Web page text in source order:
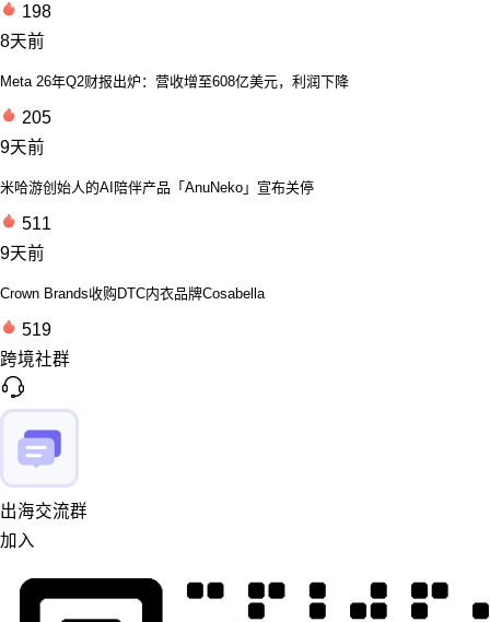
198
8天前
Meta 26年Q2财报出炉：营收增至608亿美元，利润下降
205
9天前
米哈游创始人的AI陪伴产品「AnuNeko」宣布关停
511
9天前
Crown Brands收购DTC内衣品牌Cosabella
519
跨境社群
出海交流群
加入